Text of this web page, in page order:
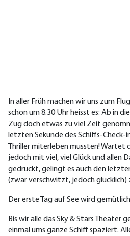
In aller Früh machen wir uns zum
schon um 8.30 Uhr heisst es: Ab in
Zug doch etwas zu viel Zeit
letzten Sekunde des Schiffs-Check-
Thriller miterleben mussten! Wartet
jedoch mit viel, viel Glück und allen
gedrückt, gelingt es auch den
(zwar verschwitzt, jedoch glücklich)
Der erste Tag auf See wird
Bis wir alle das Sky & Stars Theater
einmal ums ganze Schiff spaziert.